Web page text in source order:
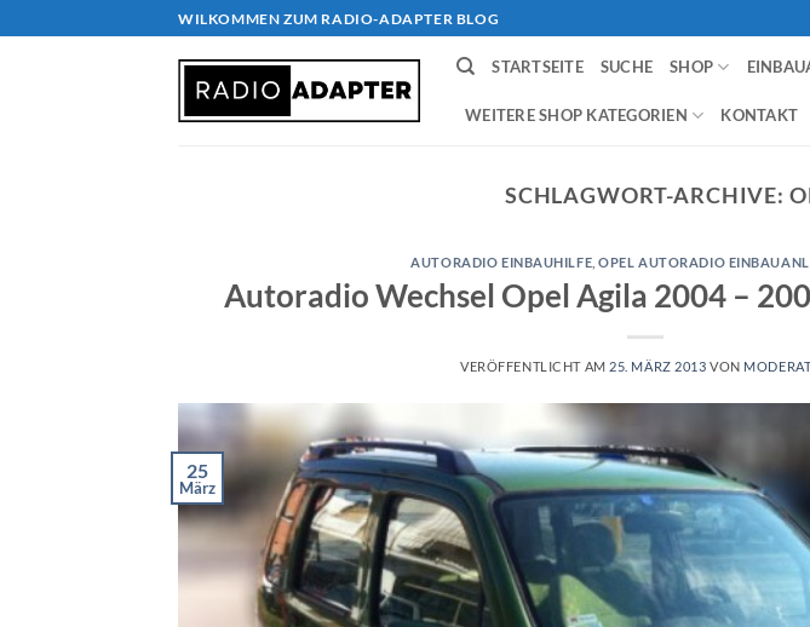
Inhalt
WILKOMMEN ZUM RADIO-ADAPTER BLOG
STARTSEITE SUCHE SHOP
WEITERE SHOP KATEGORIEN KONTAKT
SCHLAGWORT-ARCHIVE:
AUTORADIO EINBAUHILFE ,OPEL AUTORADIO
Autoradio Wechsel Opel Agila 2004 –
VERÖFFENTLICHT AM 25. MÄRZ 2013 VON
25
März